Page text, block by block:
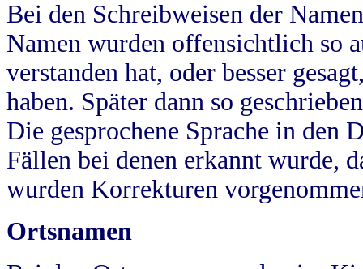
Bei den Schreibweisen der
Namen wurden offensichtlich so
verstanden hat, oder besser
haben. Später dann so
Die gesprochene Sprache in
Fällen bei denen erkannt wurde,
wurden Korrekturen
Ortsnamen